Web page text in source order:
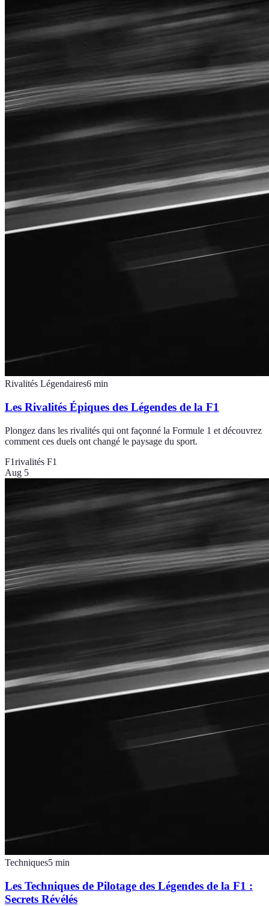
Rivalités Légendaires6 min
Les Rivalités Épiques des Légendes de la F1
Plongez dans les rivalités qui ont façonné la Formule 1 et découvrez
comment ces duels ont changé le paysage du sport.
F1rivalités F1
Aug 5
Techniques5 min
Les Techniques de Pilotage des Légendes de la F1 :
Secrets Révélés